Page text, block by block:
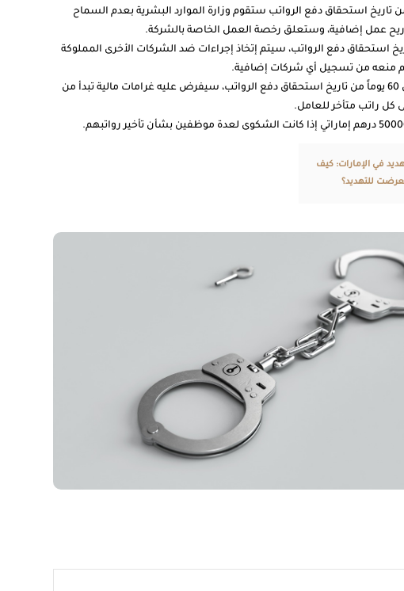
مرور 16 يوماً من تاريخ استحقاق دفع الرواتب ستقوم وزارة الموارد البشرية بعدم السماح
عمل إضافية، وستعلق رخصة العمل الخاصة بالشركة.
استحقاق دفع الرواتب، سيتم إتخاذ إجراءات ضد الشركات الأخرى المملوكة
منعه من تسجيل أي شركات إضافية.
لو تجاوز صاحب العمل 60 يوماً من تاريخ استحقاق دفع الرواتب، سيفرض عليه غرامات مالية تبدأ من
في الإمارات: كيف
للتهديد؟